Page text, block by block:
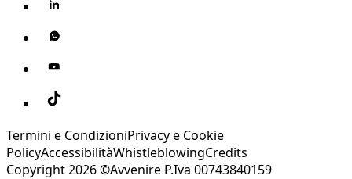
Termini e CondizioniPrivacy e Cookie
PolicyAccessibilitàWhistleblowingCredits
Copyright 2026 ©Avvenire P.Iva 00743840159